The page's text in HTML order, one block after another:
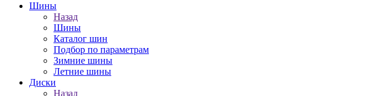
Шины
Назад
Шины
Каталог шин
Подбор по параметрам
Зимние шины
Летние шины
Диски
Назад